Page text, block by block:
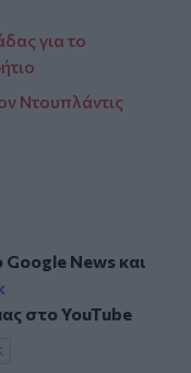
για το
Ντουπλάντις
Google Newsκαι
στοYouTube